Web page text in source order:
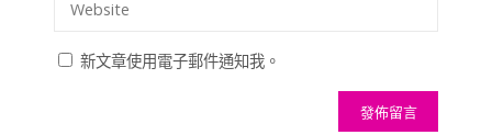
新文章使用電子郵件通知我。